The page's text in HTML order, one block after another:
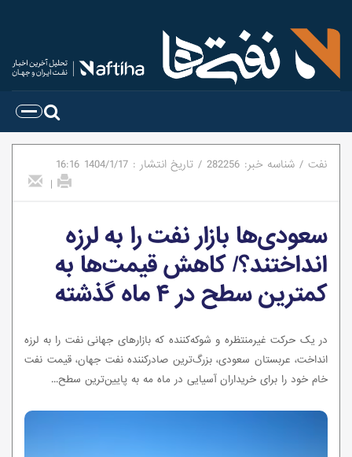
نفت / شناسه خبر: 282256
/ تاریخ انتشار : 1404/1/17
16:16
|
سعودی‌ها بازار نفت را به لرزه
انداختند؟/ کاهش قیمت‌ها به
کمترین سطح در ۴ ماه گذشته
در یک حرکت غیرمنتظره و شوکه‌کننده که بازارهای جهانی نفت را به لرزه
انداخت، عربستان سعودی، بزرگ‌ترین صادرکننده نفت جهان، قیمت نفت
خام خود را برای خریداران آسیایی در ماه مه به پایین‌ترین سطح...